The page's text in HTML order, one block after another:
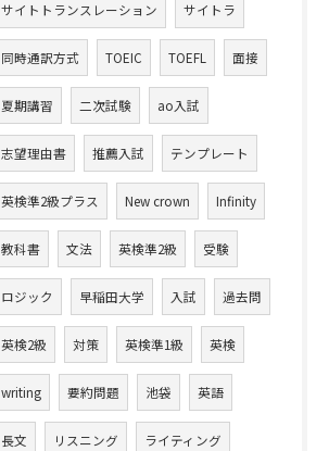
サイトトランスレーション サイトラ
同時通訳方式 TOEIC TOEFL 面接
夏期講習 二次試験 ao入試
志望理由書 推薦入試 テンプレート
英検準2級プラス New crown Infinity
教科書 文法 英検準2級 受験
ロジック 早稲田大学 入試 過去問
英検2級 対策 英検準1級 英検
writing 要約問題 池袋 英語
長文 リスニング ライティング